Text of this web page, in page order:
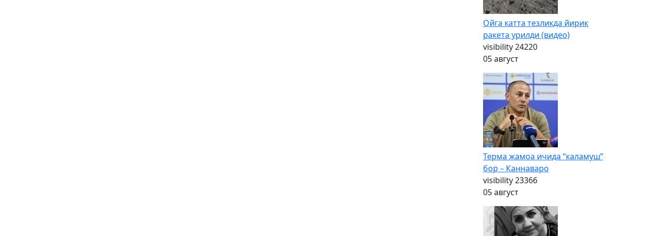
Ойга катта тезликда йирик
ракета урилди (видео)
visibility24220
05 август
Терма жамоа ичида “каламуш”
бор – Каннаваро
visibility23366
05 август